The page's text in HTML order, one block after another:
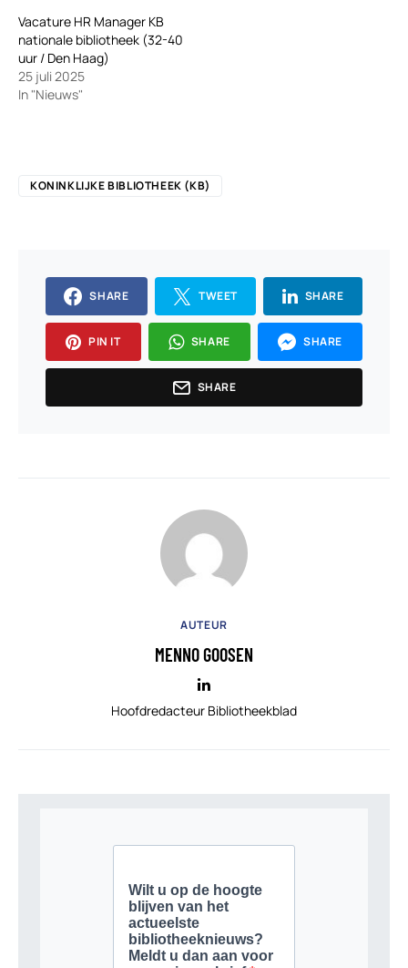
Vacature HR Manager KB
nationale bibliotheek (32-40
uur / Den Haag)
25 juli 2025
In "Nieuws"
KONINKLIJKE BIBLIOTHEEK (KB)
SHARE TWEET SHARE
PIN IT SHARE SHARE
SHARE
AUTEUR
MENNO GOOSEN
Hoofdredacteur Bibliotheekblad